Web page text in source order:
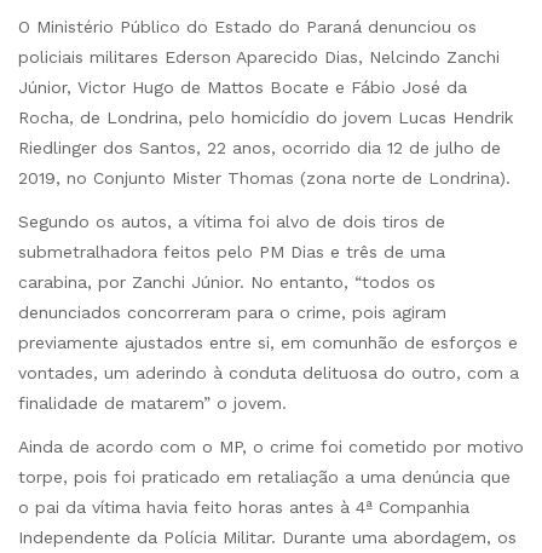
O Ministério Público do Estado do Paraná denunciou os
policiais militares Ederson Aparecido Dias, Nelcindo Zanchi
Júnior, Victor Hugo de Mattos Bocate e Fábio José da
Rocha, de Londrina, pelo homicídio do jovem Lucas Hendrik
Riedlinger dos Santos, 22 anos, ocorrido dia 12 de julho de
2019, no Conjunto Mister Thomas (zona norte de Londrina).
Segundo os autos, a vítima foi alvo de dois tiros de
submetralhadora feitos pelo PM Dias e três de uma
carabina, por Zanchi Júnior. No entanto, “todos os
denunciados concorreram para o crime, pois agiram
previamente ajustados entre si, em comunhão de esforços e
vontades, um aderindo à conduta delituosa do outro, com a
finalidade de matarem” o jovem.
Ainda de acordo com o MP, o crime foi cometido por motivo
torpe, pois foi praticado em retaliação a uma denúncia que
o pai da vítima havia feito horas antes à 4ª Companhia
Independente da Polícia Militar. Durante uma abordagem, os